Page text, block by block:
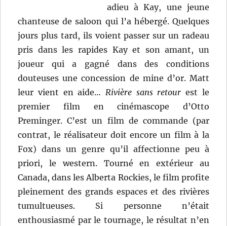
adieu à Kay, une jeune
chanteuse de saloon qui l’a hébergé. Quelques
jours plus tard, ils voient passer sur un radeau
pris dans les rapides Kay et son amant, un
joueur qui a gagné dans des conditions
douteuses une concession de mine d’or. Matt
leur vient en aide… Rivière sans retour est le
premier film en cinémascope d’Otto
Preminger. C’est un film de commande (par
contrat, le réalisateur doit encore un film à la
Fox) dans un genre qu’il affectionne peu à
priori, le western. Tourné en extérieur au
Canada, dans les Alberta Rockies, le film profite
pleinement des grands espaces et des rivières
tumultueuses. Si personne n’était
enthousiasmé par le tournage, le résultat n’en